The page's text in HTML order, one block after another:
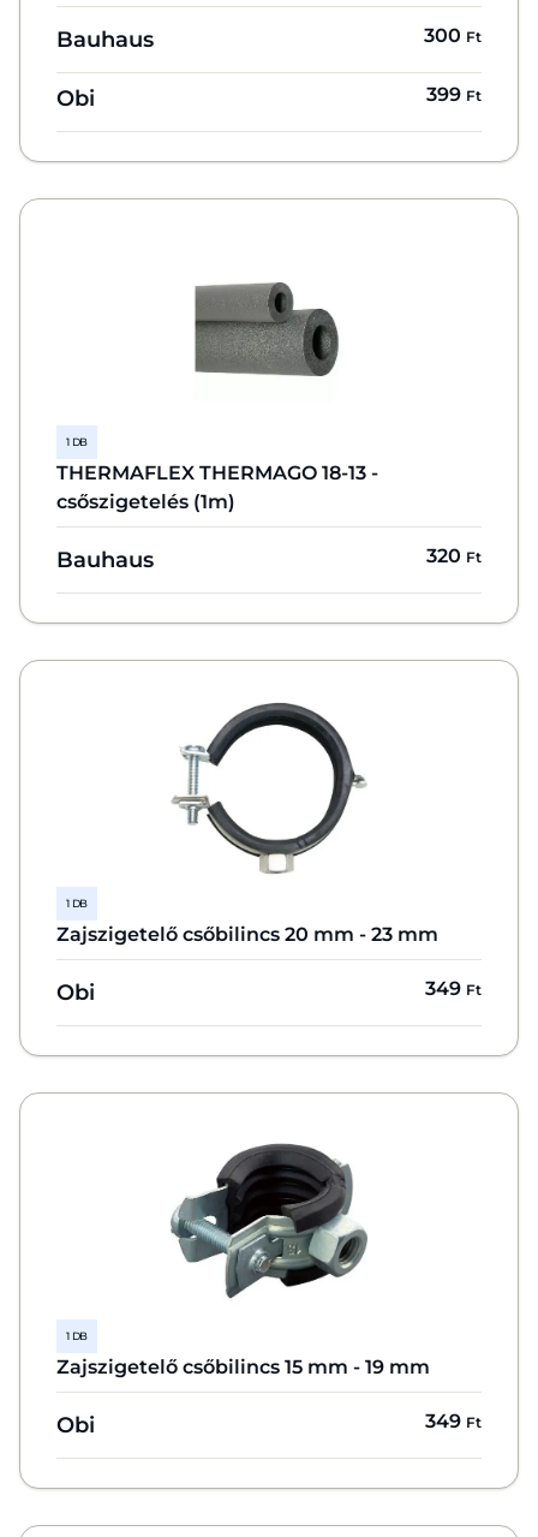
Bauhaus 300 Ft
Obi 399 Ft
1 DB
THERMAFLEX THERMAGO 18-13 -
csőszigetelés (1m)
Bauhaus 320 Ft
1 DB
Zajszigetelő csőbilincs 20 mm - 23 mm
Obi 349 Ft
1 DB
Zajszigetelő csőbilincs 15 mm - 19 mm
Obi 349 Ft